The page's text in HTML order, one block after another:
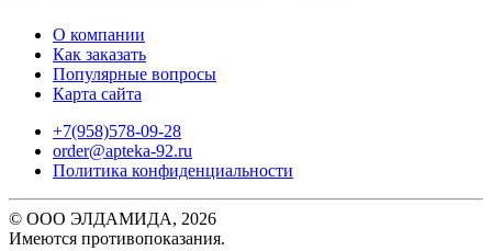
О компании
Как заказать
Популярные вопросы
Карта сайта
+7(958)578-09-28
order@apteka-92.ru
Политика конфиденциальности
© ООО ЭЛДАМИДА, 2026
Имеются противопоказания.